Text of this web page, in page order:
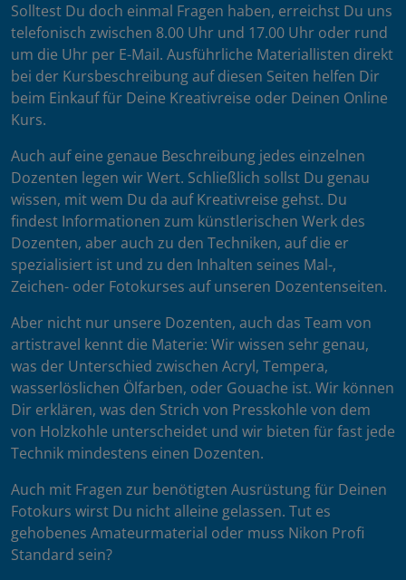
Solltest Du doch einmal Fragen haben, erreichst Du uns
telefonisch zwischen 8.00 Uhr und 17.00 Uhr oder rund
um die Uhr per E-Mail. Ausführliche Materiallisten direkt
bei der Kursbeschreibung auf diesen Seiten helfen Dir
beim Einkauf für Deine Kreativreise oder Deinen Online
Kurs.
Auch auf eine genaue Beschreibung jedes einzelnen
Dozenten legen wir Wert. Schließlich sollst Du genau
wissen, mit wem Du da auf Kreativreise gehst. Du
findest Informationen zum künstlerischen Werk des
Dozenten, aber auch zu den Techniken, auf die er
spezialisiert ist und zu den Inhalten seines Mal-,
Zeichen- oder Fotokurses auf unseren Dozentenseiten.
Aber nicht nur unsere Dozenten, auch das Team von
artistravel kennt die Materie: Wir wissen sehr genau,
was der Unterschied zwischen Acryl, Tempera,
wasserlöslichen Ölfarben, oder Gouache ist. Wir können
Dir erklären, was den Strich von Presskohle von dem
von Holzkohle unterscheidet und wir bieten für fast jede
Technik mindestens einen Dozenten.
Auch mit Fragen zur benötigten Ausrüstung für Deinen
Fotokurs wirst Du nicht alleine gelassen. Tut es
gehobenes Amateurmaterial oder muss Nikon Profi
Standard sein?